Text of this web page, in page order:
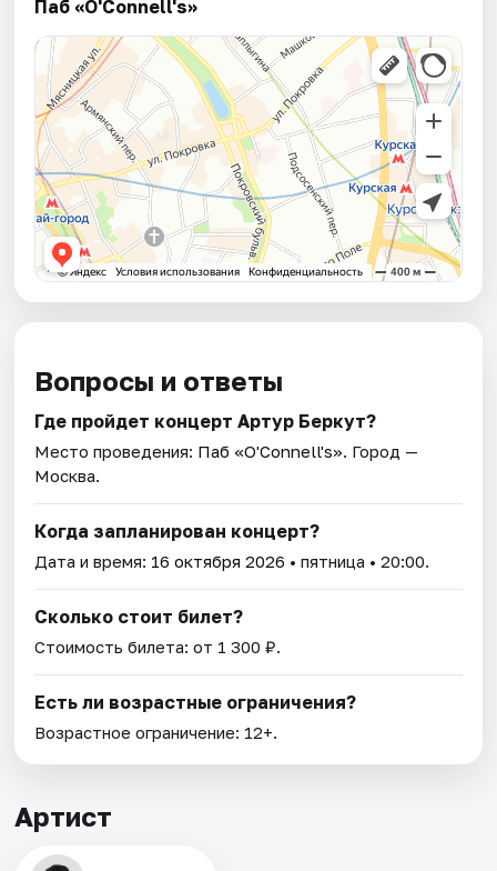
Паб «O'Connell's»
Вопросы и ответы
Где пройдет концерт Артур Беркут?
Место проведения: Паб «O'Connell's». Город —
Москва.
Когда запланирован концерт?
Дата и время: 16 октября 2026 • пятница • 20:00.
Сколько стоит билет?
Стоимость билета: от 1 300 ₽.
Есть ли возрастные ограничения?
Возрастное ограничение: 12+.
Артист